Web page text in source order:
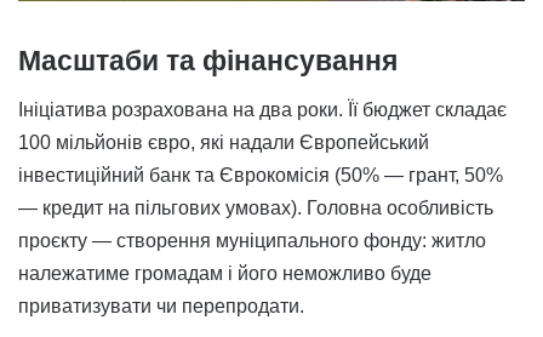
Масштаби та фінансування
Ініціатива розрахована на два роки. Її бюджет складає
100 мільйонів євро, які надали Європейський
інвестиційний банк та Єврокомісія (50% — грант, 50%
— кредит на пільгових умовах). Головна особливість
проєкту — створення муніципального фонду: житло
належатиме громадам і його неможливо буде
приватизувати чи перепродати.